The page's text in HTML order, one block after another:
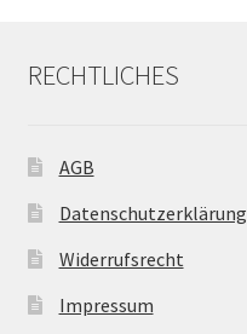
RECHTLICHES
AGB
Datenschutzerklärung
Widerrufsrecht
Impressum